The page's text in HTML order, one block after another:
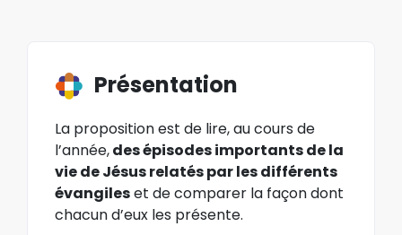
Présentation
La proposition est de lire, au cours de
l’année,des épisodes importants de la
vie de Jésus relatés par les différents
évangileset de comparer la façon dont
chacun d’eux les présente.